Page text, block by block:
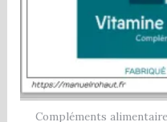
Compléments